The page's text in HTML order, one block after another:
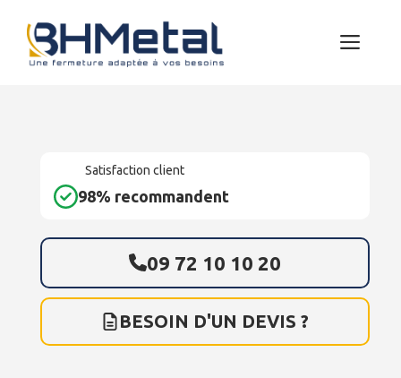
contenu
Satisfaction client
98% recommandent
09 72 10 10 20
BESOIN D'UN DEVIS ?